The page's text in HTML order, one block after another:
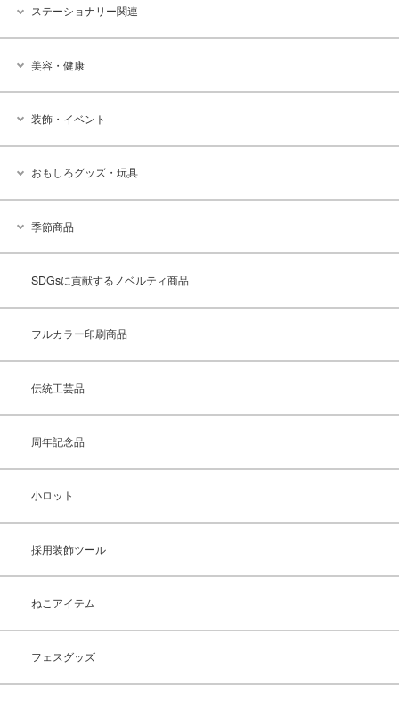
ステーショナリー関連
美容・健康
装飾・イベント
おもしろグッズ・玩具
季節商品
SDGsに貢献するノベルティ商品
フルカラー印刷商品
伝統工芸品
周年記念品
小ロット
採用装飾ツール
ねこアイテム
フェスグッズ